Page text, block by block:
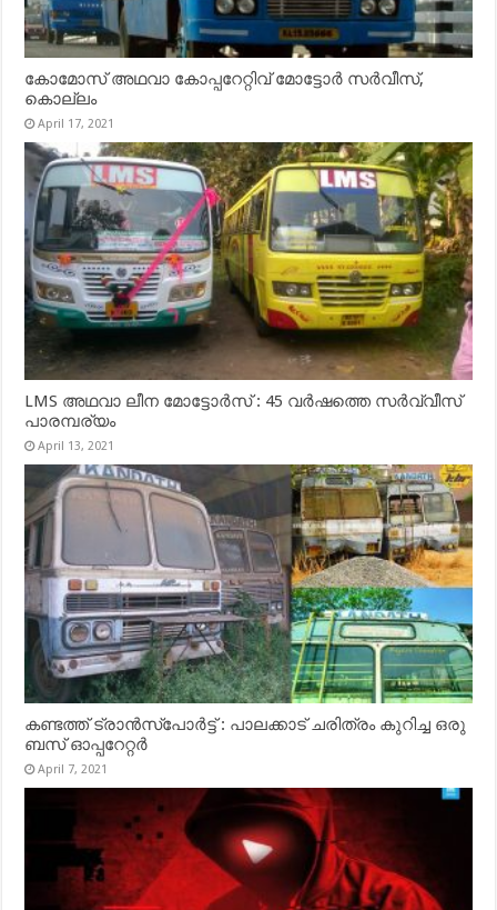
കോമോസ് അഥവാ കോപ്പറേറ്റിവ് മോട്ടോര്‍ സര്‍വീസ്,
കൊല്ലം
April 17, 2021
LMS അഥവാ ലീന മോട്ടോർസ് : 45 വർഷത്തെ സർവ്വീസ്
പാരമ്പര്യം
April 13, 2021
കണ്ടത്ത് ട്രാൻസ്‌പോർട്ട് : പാലക്കാട് ചരിത്രം കുറിച്ച ഒരു
ബസ് ഓപ്പറേറ്റർ
April 7, 2021